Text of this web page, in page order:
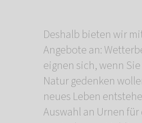
Deshalb bieten wir
Angebote an:
eignen sich, wenn
Natur gedenken
neues Leben
Auswahl an Urnen für